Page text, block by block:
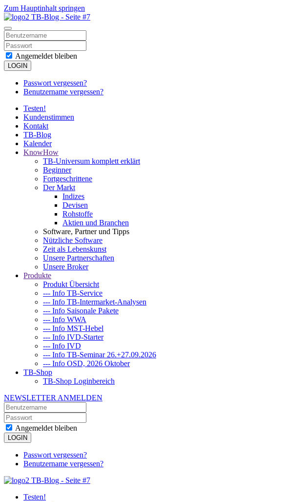
Zum Hauptinhalt springen
Angemeldet bleiben
LOGIN
Passwort vergessen?
Benutzername vergessen?
Testen!
Kundenstimmen
Kontakt
TB-Blog
Kalender
KnowHow
TB-Universum komplett erklärt
Beginner
Fortgeschrittene
Der Markt
Indizes
Devisen
Rohstoffe
Aktien und Branchen
Software, Partner und Tipps
Nützliche Software
Zeit als Lebenskunst
Unsere Partnerschaften
Unsere Broker
Produkte
Produkt Übersicht
--- Info TB-Service
--- Info TB-Intermarket-Analysen
--- Info Saisonale Pakete
--- Info WWA
--- Info MST-Hebel
--- Info IVD-Starter
--- Info IVD
--- Info TB-Seminar 26.+27.09.2026
--- Info OSD, 2026 Oktober
TB-Shop
TB-Shop Loginbereich
NEWSLETTER ANMELDEN
Angemeldet bleiben
LOGIN
Passwort vergessen?
Benutzername vergessen?
Testen!